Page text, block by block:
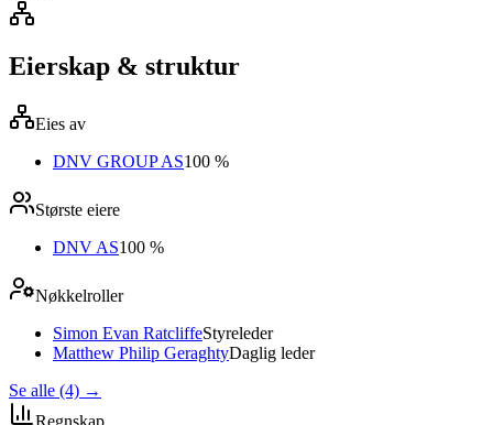
Eierskap & struktur
Eies av
DNV GROUP AS100 %
Største eiere
DNV AS100 %
Nøkkelroller
Simon Evan RatcliffeStyreleder
Matthew Philip GeraghtyDaglig leder
Se alle (4) →